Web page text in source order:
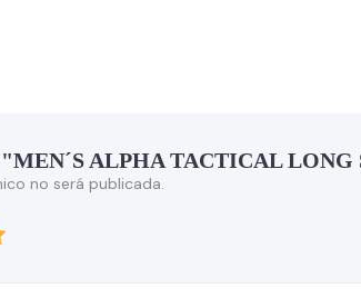
ALPHA TACTICAL
no será publicada.